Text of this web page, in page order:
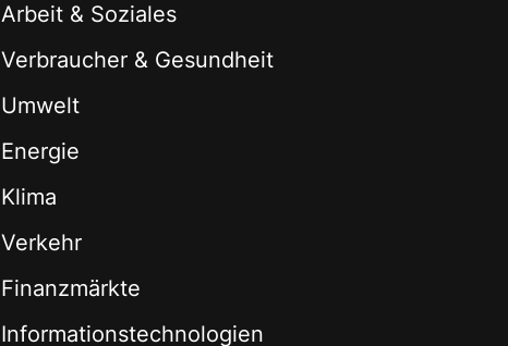
Arbeit & Soziales
Verbraucher & Gesundheit
Umwelt
Energie
Klima
Verkehr
Finanzmärkte
Informationstechnologien